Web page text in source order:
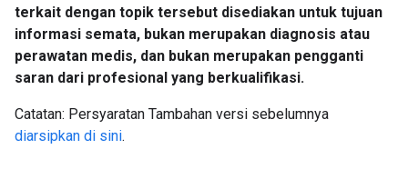
terkait dengan topik tersebut disediakan untuk tujuan
informasi semata, bukan merupakan diagnosis atau
perawatan medis, dan bukan merupakan pengganti
saran dari profesional yang berkualifikasi.
Catatan: Persyaratan Tambahan versi sebelumnya
diarsipkan di sini.